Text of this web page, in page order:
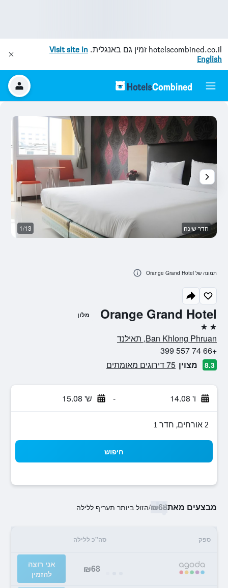
hotelscombined.co.il זמין גם באנגלית. Visit site in
English
Orange Grand Hotel מלון
2 כוכבים
Ban Khlong Phruan, תאילנד
+66 74 557 399
8.3 מצוין 75 דירוגים מאומתים
ו' 14.08 - ש' 15.08
2 אורחים, חדר 1
חיפוש
מבצעים מאת₪68
/הזול ביותר תעריף ללילה
ספק סה"כ ללילה
₪68
אני רוצה
להזמין
חדר שינה 1/13
תמונה של Orange Grand Hotel